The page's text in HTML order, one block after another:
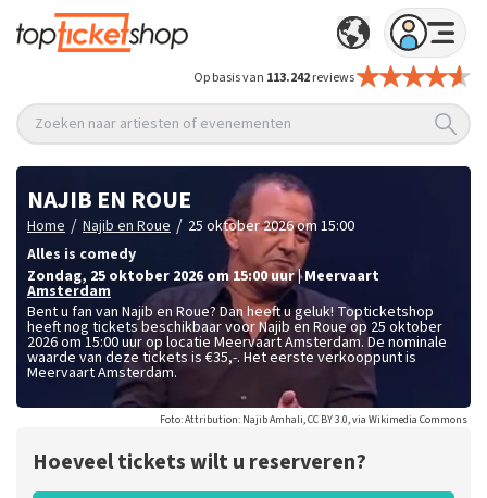
Op basis van 113.242reviews
Zoeken naar artiesten of evenementen
NAJIB EN ROUE
Home / Najib en Roue / 25 oktober 2026 om 15:00
Alles is comedy
zondag, 25 oktober 2026 om 15:00uur|Meervaart
Amsterdam
Bent u fan van Najib en Roue? Dan heeft u geluk! Topticketshop
heeft nog tickets beschikbaar voor Najib en Roue op 25 oktober
2026 om 15:00 uur op locatie Meervaart Amsterdam. De nominale
waarde van deze tickets is €35,-. Het eerste verkooppunt is
Meervaart Amsterdam.
Foto: Attribution: Najib Amhali, CC BY 3.0, via Wikimedia Commons
Hoeveel tickets wilt u reserveren?